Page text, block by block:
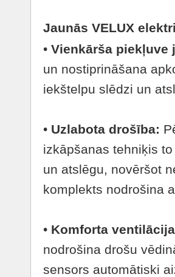
Jaunās VELUX
• Vienkārša
un nostiprināšana
iekštelpu slēdzi un
• Uzlabota drošība:
izkāpšanas tehniķis
un atslēgu, novēršot
komplekts nodrošina
• Komforta
nodrošina drošu
sensors automātiski